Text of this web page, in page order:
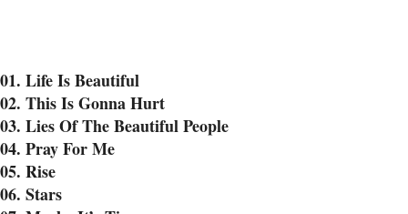
01. Life Is Beautiful
02. This Is Gonna Hurt
03. Lies Of The Beautiful People
04. Pray For Me
05. Rise
06. Stars